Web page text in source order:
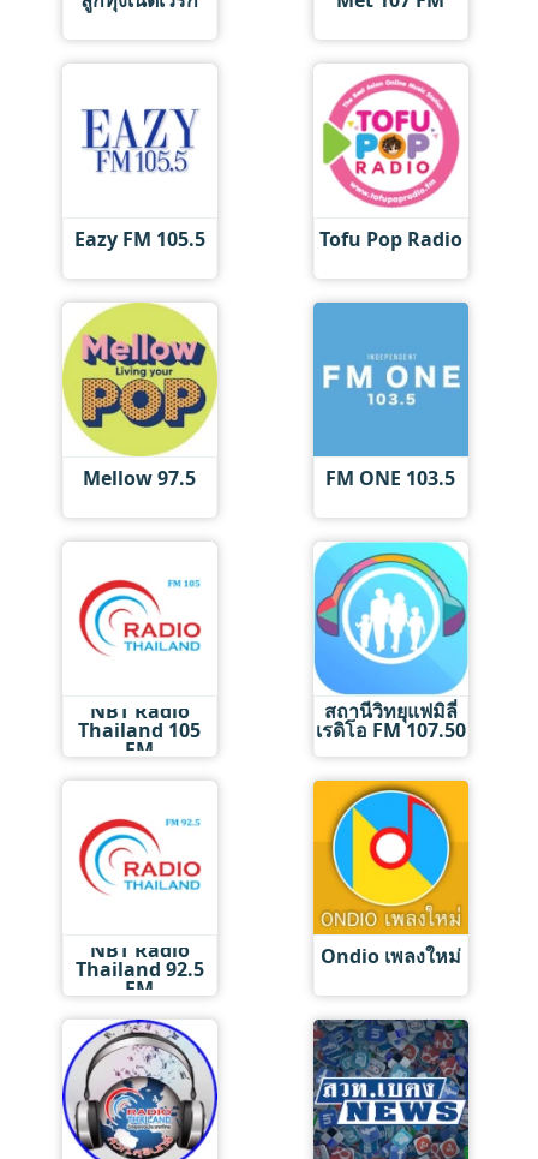
Eazy FM 105.5 Tofu Pop Radio
Mellow 97.5 FM ONE 103.5
NBT Radio
Thailand 105
FM
สถานีวิทยุแฟมิลี่
เรดิโอ FM 107.50
NBT Radio
Thailand 92.5
FM
Ondio เพลงใหม่